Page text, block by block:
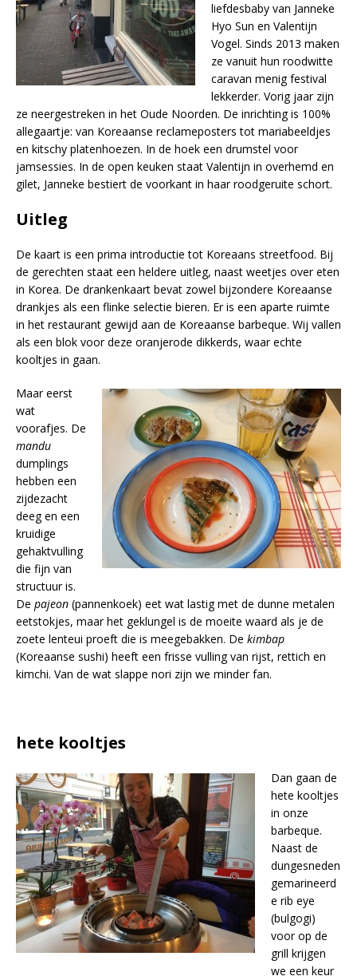
liefdesbaby van Janneke
Hyo Sun en Valentijn
Vogel. Sinds 2013 maken
ze vanuit hun roodwitte
caravan menig festival
lekkerder. Vorig jaar zijn
ze neergestreken in het Oude Noorden. De inrichting is 100%
allegaartje: van Koreaanse reclameposters tot mariabeeldjes
en kitschy platenhoezen. In de hoek een drumstel voor
jamsessies. In de open keuken staat Valentijn in overhemd en
gilet, Janneke bestiert de voorkant in haar roodgeruite schort.
Uitleg
De kaart is een prima introductie tot Koreaans streetfood. Bij
de gerechten staat een heldere uitleg, naast weetjes over eten
in Korea. De drankenkaart bevat zowel bijzondere Koreaanse
drankjes als een flinke selectie bieren. Er is een aparte ruimte
in het restaurant gewijd aan de Koreaanse barbeque. Wij vallen
als een blok voor deze oranjerode dikkerds, waar echte
kooltjes in gaan.
Maar eerst
wat
voorafjes. De
mandu
dumplings
hebben een
zijdezacht
deeg en een
kruidige
gehaktvulling
die fijn van
structuur is.
De pajeon (pannenkoek) eet wat lastig met de dunne metalen
eetstokjes, maar het geklungel is de moeite waard als je de
zoete lenteui proeft die is meegebakken. De kimbap
(Koreaanse sushi) heeft een frisse vulling van rijst, rettich en
kimchi. Van de wat slappe nori zijn we minder fan.
hete kooltjes
Dan gaan de
hete kooltjes
in onze
barbeque.
Naast de
dungesneden
gemarineerd
e rib eye
(bulgogi)
voor op de
grill krijgen
we een keur